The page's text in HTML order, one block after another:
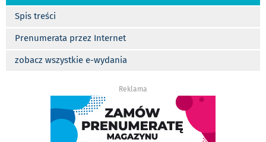
Spis treści
Prenumerata przez Internet
zobacz wszystkie e-wydania
Reklama